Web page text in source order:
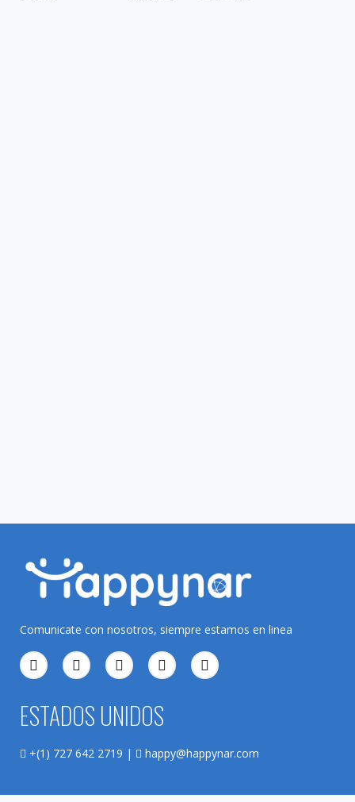
Comunicate con nosotros, siempre estamos en linea
ESTADOS UNIDOS
+(1) 727 642 2719 | happy@happynar.com